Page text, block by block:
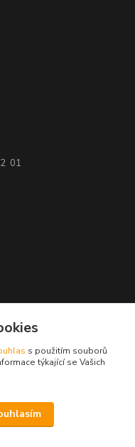
01
s použitím souborů
týkající se Vašich